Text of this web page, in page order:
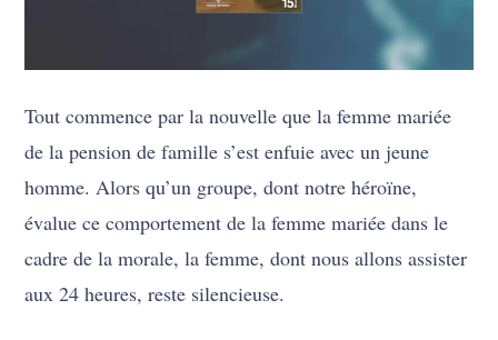
Tout commence par la nouvelle que la femme mariée
de la pension de famille s’est enfuie avec un jeune
homme. Alors qu’un groupe, dont notre héroïne,
évalue ce comportement de la femme mariée dans le
cadre de la morale, la femme, dont nous allons assister
aux 24 heures, reste silencieuse.